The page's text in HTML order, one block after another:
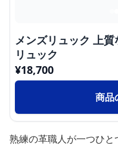
メンズリュック 上
リュック
¥18,700
商品
熟練の革職人が一つひ